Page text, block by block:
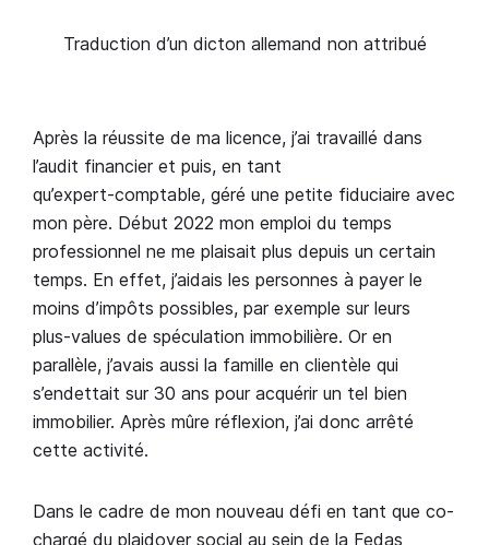
Traduction d’un dicton allemand non attribué
Après la réussite de ma licence, j’ai travaillé dans
l’audit financier et puis, en tant
qu’expert‑comptable, géré une petite fiduciaire avec
mon père. Début 2022 mon emploi du temps
professionnel ne me plaisait plus depuis un certain
temps. En effet, j’aidais les personnes à payer le
moins d’impôts possibles, par exemple sur leurs
plus‑values de spéculation immobilière. Or en
parallèle, j’avais aussi la famille en clientèle qui
s’endettait sur 30 ans pour acquérir un tel bien
immobilier. Après mûre réflexion, j’ai donc arrêté
cette activité.
Dans le cadre de mon nouveau défi en tant que co-
chargé du plaidoyer social au sein de la Fedas